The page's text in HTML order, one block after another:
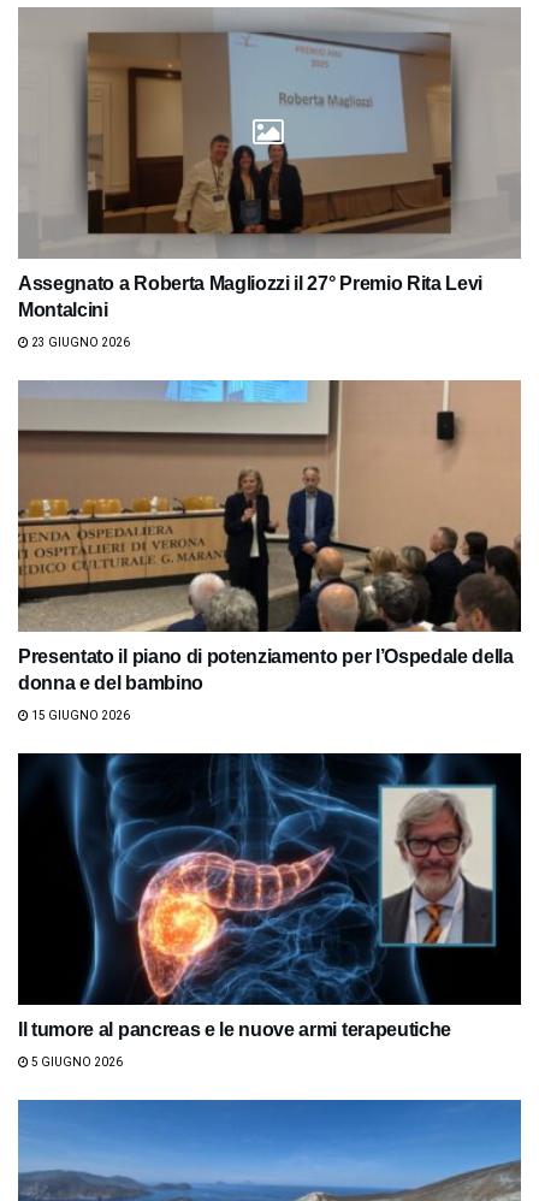
Assegnato a Roberta Magliozzi il 27° Premio Rita Levi
Montalcini
23 GIUGNO 2026
Presentato il piano di potenziamento per l’Ospedale della
donna e del bambino
15 GIUGNO 2026
Il tumore al pancreas e le nuove armi terapeutiche
5 GIUGNO 2026